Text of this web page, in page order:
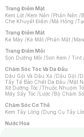
Trang Điểm Mặt
Kem Lót /Kem Nền /Phấn Nền /
Che Khuyết Điểm /Má Hồng /
Trang Điểm Mắt
Kẻ Mày /Kẻ Mắt /Phấn Mắt /
Trang Điểm Môi
Son Dưỡng Môi /Son Kem / Tint /
Chăm Sóc Tóc Và Da Đầu
Dầu Gội Và Dầu Xả /Dầu Gội /
Tẩy Tế Bào Chết Da Đầu /Mặt
Xịt Dưỡng Tóc /Thuốc Nhuộm
Máy Sấy Tóc /Lược /Bộ Chăm
Chăm Sóc Cơ Thể
Kem Tẩy Lông /Dụng Cụ Tẩy
Nước Hoa
Nước Hoa Nữ